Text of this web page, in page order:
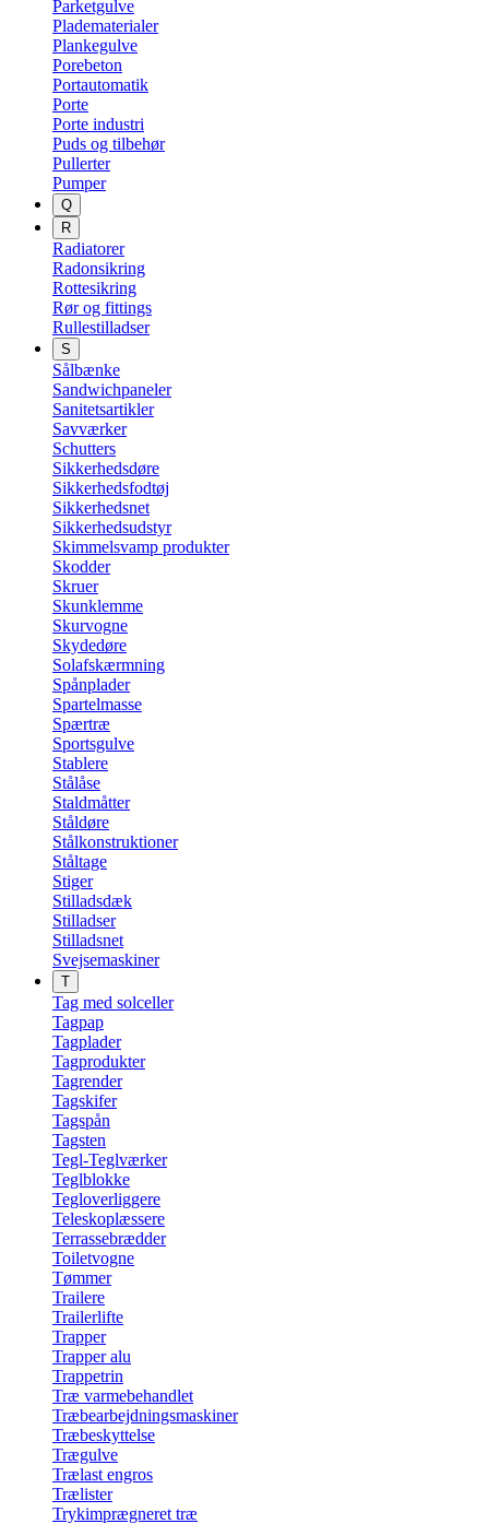
Parketgulve
Pladematerialer
Plankegulve
Porebeton
Portautomatik
Porte
Porte industri
Puds og tilbehør
Pullerter
Pumper
Q
R
Radiatorer
Radonsikring
Rottesikring
Rør og fittings
Rullestilladser
S
Sålbænke
Sandwichpaneler
Sanitetsartikler
Savværker
Schutters
Sikkerhedsdøre
Sikkerhedsfodtøj
Sikkerhedsnet
Sikkerhedsudstyr
Skimmelsvamp produkter
Skodder
Skruer
Skunklemme
Skurvogne
Skydedøre
Solafskærmning
Spånplader
Spartelmasse
Spærtræ
Sportsgulve
Stablere
Stålåse
Staldmåtter
Ståldøre
Stålkonstruktioner
Ståltage
Stiger
Stilladsdæk
Stilladser
Stilladsnet
Svejsemaskiner
T
Tag med solceller
Tagpap
Tagplader
Tagprodukter
Tagrender
Tagskifer
Tagspån
Tagsten
Tegl-Teglværker
Teglblokke
Tegloverliggere
Teleskoplæssere
Terrassebrædder
Toiletvogne
Tømmer
Trailere
Trailerlifte
Trapper
Trapper alu
Trappetrin
Træ varmebehandlet
Træbearbejdningsmaskiner
Træbeskyttelse
Trægulve
Trælast engros
Trælister
Trykimprægneret træ